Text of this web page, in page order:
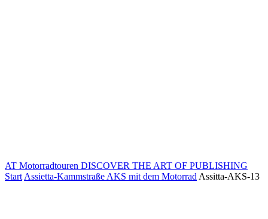
AT Motorradtouren DISCOVER THE ART OF PUBLISHING
Start Assietta-Kammstraße AKS mit dem Motorrad Assitta-AKS-13